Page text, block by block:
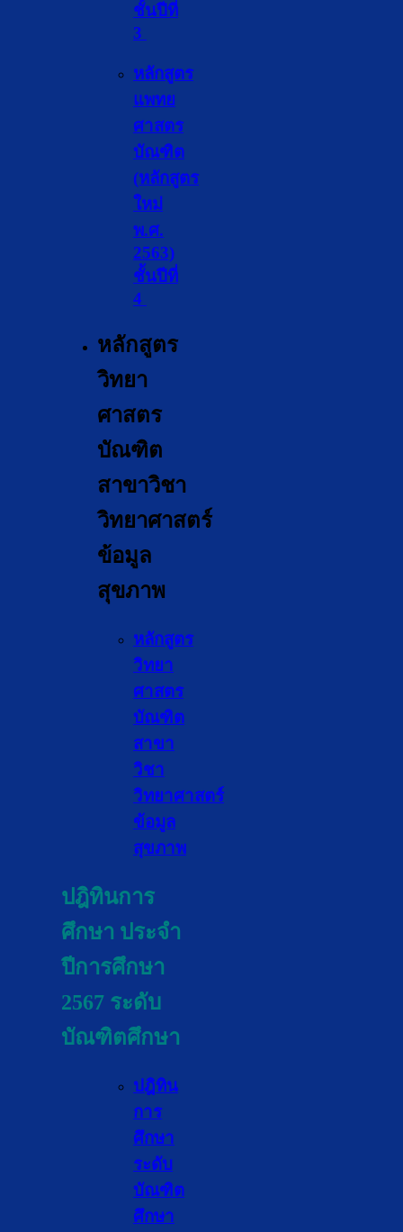
ชั้นปีที่
3
หลักสูตร
แพทย
ศาสตร
บัณฑิต
(หลักสูตร
ใหม่
พ.ศ.
2563)
ชั้นปีที่
4
หลักสูตร
วิทยา
ศาสตร
บัณฑิต
สาขาวิชา
วิทยาศาสตร์
ข้อมูล
สุขภาพ
หลักสูตร
วิทยา
ศาสตร
บัณฑิต
สาขา
วิชา
วิทยาศาสตร์
ข้อมูล
สุขภาพ
ปฎิทินการ
ศึกษา ประจำ
ปีการศึกษา
2567 ระดับ
บัณฑิตศึกษา
ปฎิทิน
การ
ศึกษา
ระดับ
บัณฑิต
ศึกษา